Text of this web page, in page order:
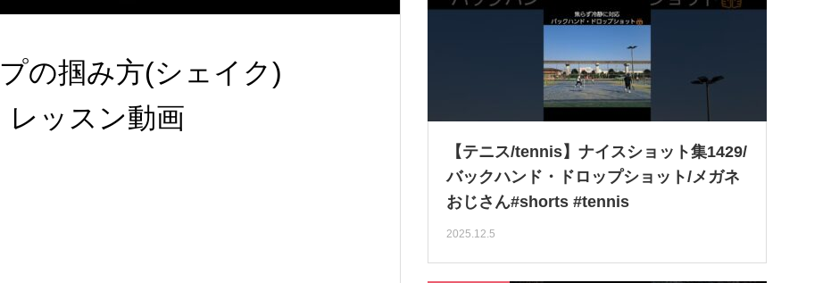
の掴み方(シェイク)
レッスン動画
【テニス/tennis】ナイスショット集1429/
バックハンド・ドロップショット/メガネ
おじさん#shorts #tennis
2025.12.5